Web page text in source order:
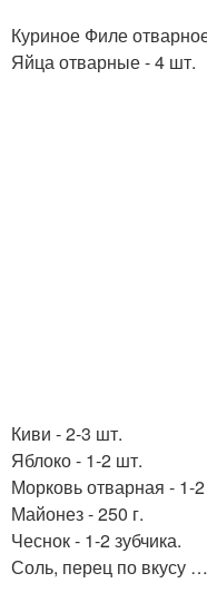
Куриное Филе
Яйца отварные - 4 шт.
Киви - 2-3 шт.
Яблоко - 1-2 шт.
Морковь отварная - 1-
Майонез - 250 г.
Чеснок - 1-2 зубчика.
Соль, перец по вкусу